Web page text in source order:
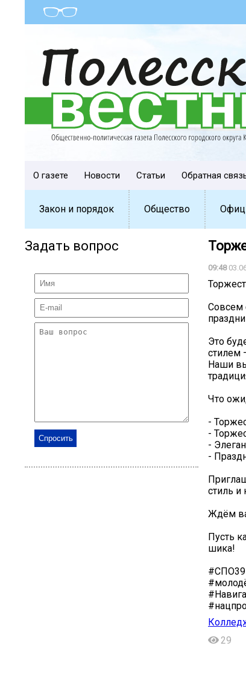
О газете Новости Статьи Обратная
Закон и порядок Общество
Задать вопрос
09:48
Совсем
Это
стилем
Наши
Что
-
-
-
-
стиль и
Ждём
Пусть
шика!
#СПО39
29